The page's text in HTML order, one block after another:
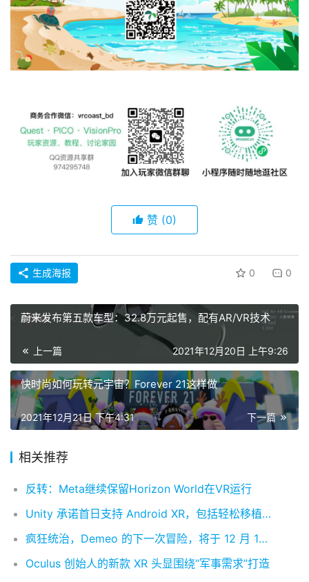
赞 (0)
生成海报 0 0
蔚来发布第五款车型：32.8万元起售，配有AR/VR技术
上一篇 2021年12月20日 上午9:26
快时尚如何玩转元宇宙？Forever 21这样做
下一篇
2021年12月21日 下午4:31
相关推荐
反转：Meta继续保留Horizon World在VR运行
Unity 承诺首日支持 Android XR，包括轻松移植现有 Quest 内容
疯狂统治，Demeo 的下一次冒险，将于 12 月 15 日到来
Oculus 创始人的新款 XR 头显围绕“军事需求”打造